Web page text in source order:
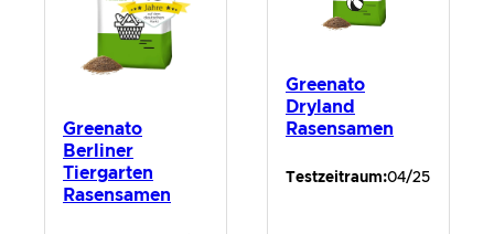
Greenato
Berliner
Tiergarten
Rasensamen
Greenato
Dryland
Rasensamen
Testzeitraum:04/25